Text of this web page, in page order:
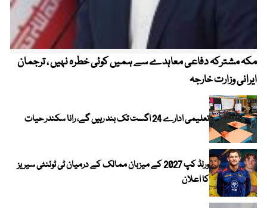
مکہ مشترکہ دفاعی معاہدے سے ہمیں کوئی خطرہ نہیں ، ترجمان
ایرانی وزارت خارجہ
تعلیمی ادارے 24 اگست تک بند رہیں گے، رانا سکندر حیات
ورلڈ کپ 2027 کے میزبان ممالک کے درمیان ٹی ٹوئنٹی سیریز
کا اعلان